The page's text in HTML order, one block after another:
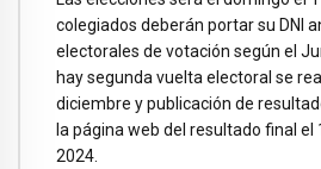
colegiados deberán portar su DNI
electorales de votación según el
hay segunda vuelta electoral se
diciembre y publicación de
la página web del resultado final el
2024.